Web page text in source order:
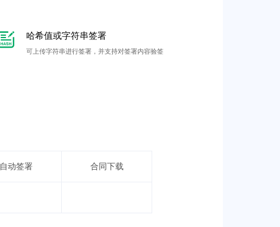
哈希值或字符串签署
可上传字符串进行签署，并支持对签署内容验签
自动签署 合同下载